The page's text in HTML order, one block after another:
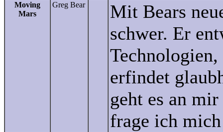
Moving
Mars
Greg Bear
Mit Bears
schwer. Er
erfindet
geht es an
frage ich